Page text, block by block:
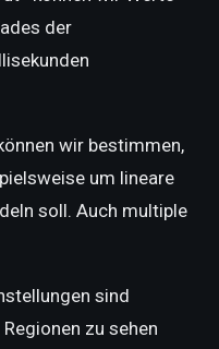
der
wir bestimmen,
um lineare
soll. Auch multiple
sind
zu sehen